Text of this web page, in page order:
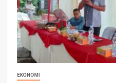
EKONOMI